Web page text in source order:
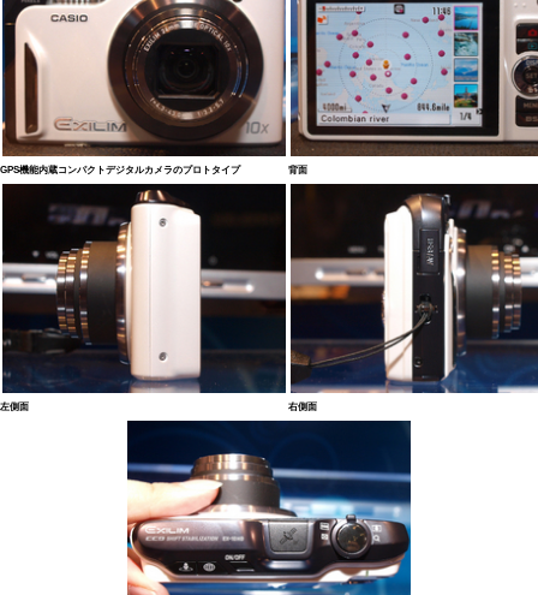
GPS機能内蔵コンパクトデジタルカメラのプロトタイプ 背面
左側面 右側面